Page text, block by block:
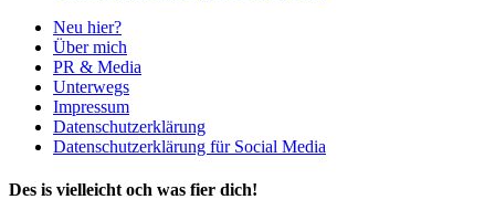
Neu hier?
Über mich
PR & Media
Unterwegs
Impressum
Datenschutzerklärung
Datenschutzerklärung für Social Media
Des is vielleicht och was fier dich!